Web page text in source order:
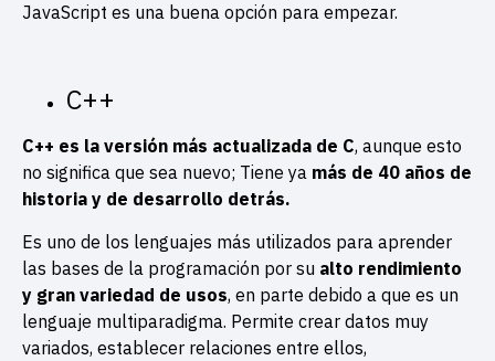
JavaScript es una buena opción para empezar.
C++
C++ es la versión más actualizada de C, aunque esto
no significa que sea nuevo; Tiene ya más de 40 años de
historia y de desarrollo detrás.
Es uno de los lenguajes más utilizados para aprender
las bases de la programación por su alto rendimiento
y gran variedad de usos, en parte debido a que es un
lenguaje multiparadigma. Permite crear datos muy
variados, establecer relaciones entre ellos,